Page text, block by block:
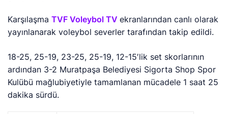
KarşılaşmaTVF Voleybol TV ekranlarından canlı olarak
yayınlanarak voleybol severler tarafından takip edildi.
18-25, 25-19, 23-25, 25-19, 12-15′lik set skorlarının
ardından 3-2 Muratpaşa Belediyesi Sigorta Shop Spor
Kulübü mağlubiyetiyle tamamlanan mücadele 1 saat 25
dakika sürdü.